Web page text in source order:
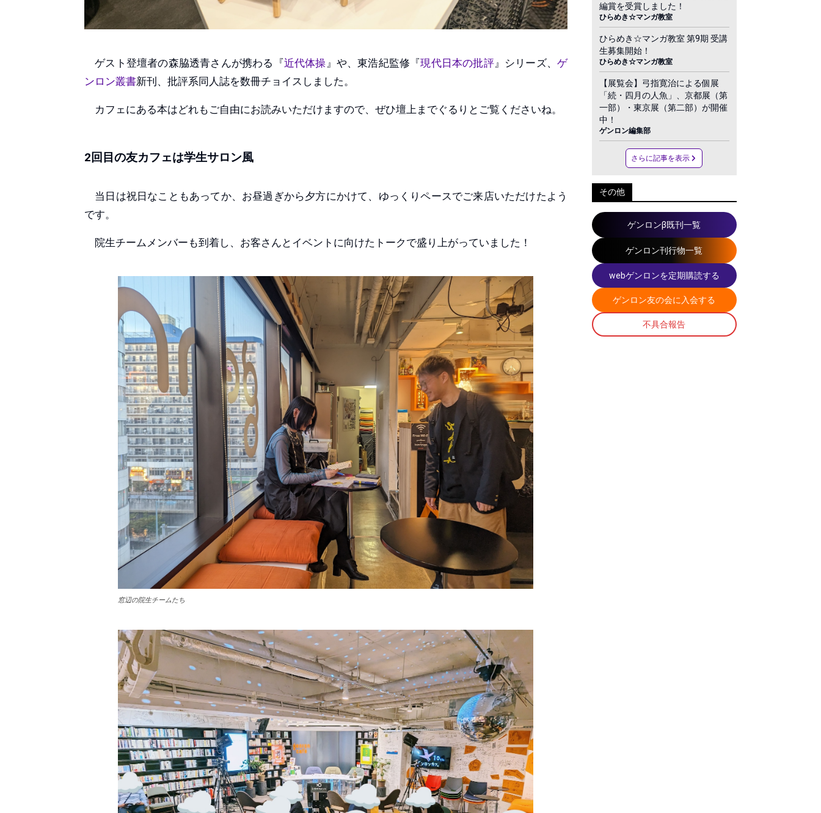
ゲスト登壇者の森脇透青さんが携わる『近代体操 』や、東浩紀監修『現代日本の批評』シリーズ、 ゲ
ンロン叢書新刊、批評系同人誌を数冊チョイスしました。
カフェにある本はどれもご自由にお読みいただけますので、ぜひ壇上までぐるりとご覧くださいね。
2回目の友カフェは学生サロン風
当日は祝日なこともあってか、お昼過ぎから夕方にかけて、ゆっくりペースでご来店いただけたよう
です。
院生チームメンバーも到着し、お客さんとイベントに向けたトークで盛り上がっていました！
窓辺の院生チームたち
編賞を受賞しました！
ひらめき☆マンガ教室
ひらめき☆マンガ教室 第9期 受講
生募集開始！
ひらめき☆マンガ教室
【展覧会】弓指寛治による個展
「続・四月の人魚」、京都展（第
一部）・東京展（第二部）が開催
中！
ゲンロン編集部
さらに記事を表示
その他
ゲンロンβ既刊一覧
ゲンロン刊行物一覧
webゲンロンを定期購読する
ゲンロン友の会に入会する
不具合報告